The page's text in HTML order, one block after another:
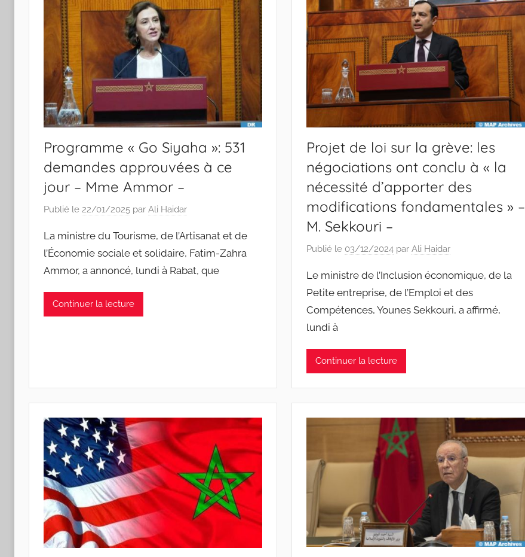
Programme « Go Siyaha »: 531
demandes approuvées à ce
jour – Mme Ammor –
Publié le 22/01/2025 par Ali Haidar
La ministre du Tourisme, de l’Artisanat et de
l’Économie sociale et solidaire, Fatim-Zahra
Ammor, a annoncé, lundi à Rabat, que
Continuer la lecture
Projet de loi sur la grève: les
négociations ont conclu à « la
nécessité d’apporter des
modifications fondamentales » –
M. Sekkouri –
Publié le 03/12/2024 parAli Haidar
Le ministre de l’Inclusion économique, de la
Petite entreprise, de l’Emploi et des
Compétences, Younes Sekkouri, a affirmé,
lundi à
Continuer la lecture